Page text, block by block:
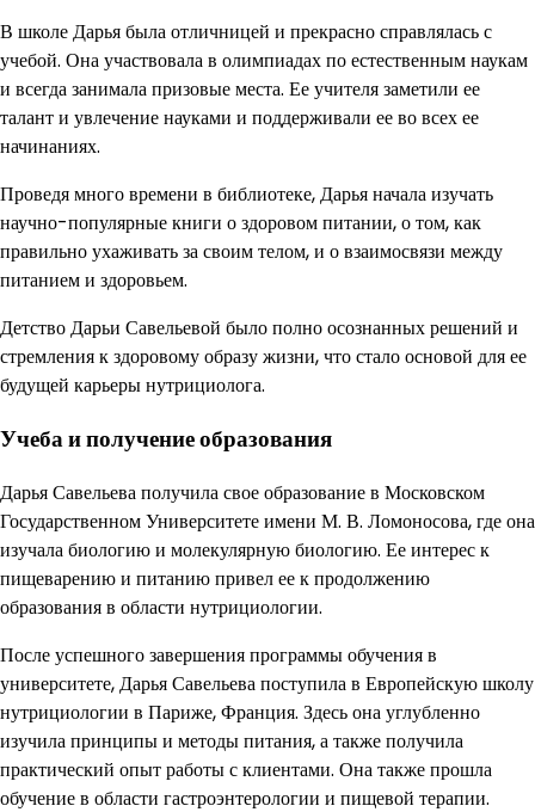
В школе Дарья была отличницей и прекрасно справлялась с
учебой. Она участвовала в олимпиадах по естественным наукам
и всегда занимала призовые места. Ее учителя заметили ее
талант и увлечение науками и поддерживали ее во всех ее
начинаниях.
Проведя много времени в библиотеке, Дарья начала изучать
научно-популярные книги о здоровом питании, о том, как
правильно ухаживать за своим телом, и о взаимосвязи между
питанием и здоровьем.
Детство Дарьи Савельевой было полно осознанных решений и
стремления к здоровому образу жизни, что стало основой для ее
будущей карьеры нутрициолога.
Учеба и получение образования
Дарья Савельева получила свое образование в Московском
Государственном Университете имени М. В. Ломоносова, где она
изучала биологию и молекулярную биологию. Ее интерес к
пищеварению и питанию привел ее к продолжению
образования в области нутрициологии.
После успешного завершения программы обучения в
университете, Дарья Савельева поступила в Европейскую школу
нутрициологии в Париже, Франция. Здесь она углубленно
изучила принципы и методы питания, а также получила
практический опыт работы с клиентами. Она также прошла
обучение в области гастроэнтерологии и пищевой терапии.